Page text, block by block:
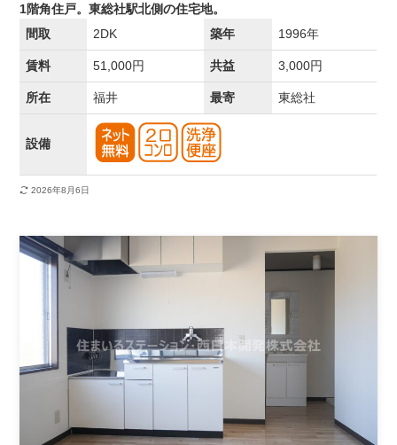
1階角住戸。東総社駅北側の住宅地。
間取
2DK 築年 1996年
賃料 51,000円 共益 3,000円
所在 福井 最寄 東総社
設備
2026年8月6日